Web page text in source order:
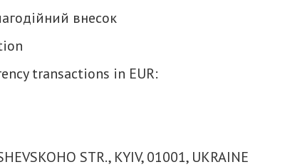
внесок
transactions in EUR:
STR., KYIV, 01001, UKRAINE